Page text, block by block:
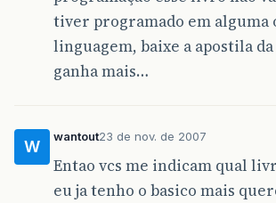
tiver programado em alguma
linguagem, baixe a apostila
ganha mais…
W
wantout23 de nov. de 2007
Entao vcs me indicam qual
eu ja tenho o basico mais